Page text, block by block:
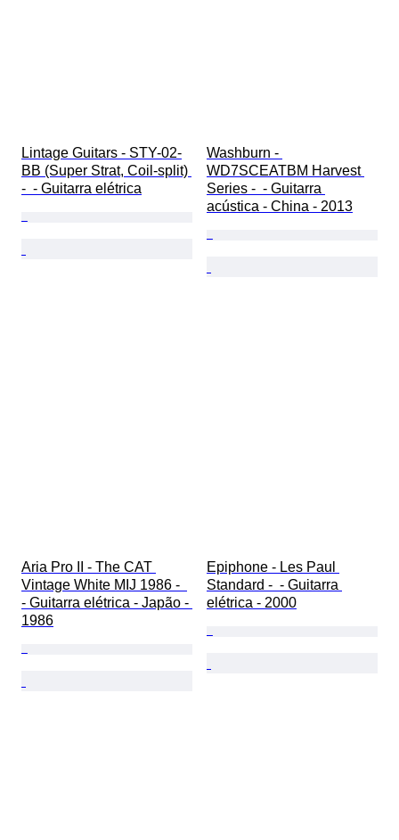
Lintage Guitars - STY-02-
BB (Super Strat, Coil-split)
-  - Guitarra elétrica
Washburn -
WD7SCEATBM Harvest
Series -  - Guitarra
acústica - China - 2013
Aria Pro II - The CAT
Vintage White MIJ 1986 -
- Guitarra elétrica - Japão -
1986
Epiphone - Les Paul
Standard -  - Guitarra
elétrica - 2000